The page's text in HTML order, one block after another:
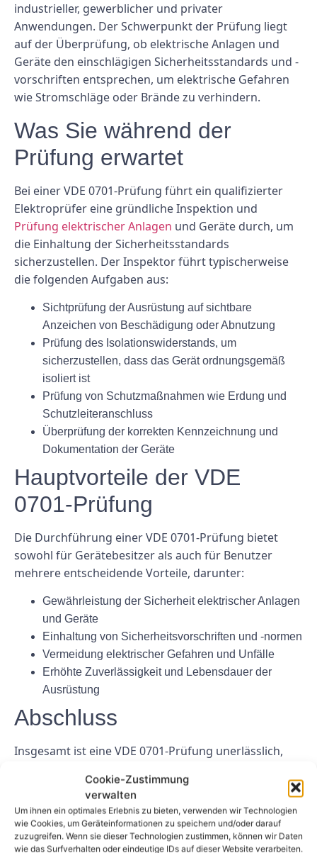
Cookie-Zustimmung
verwalten
Um ihnen ein optimales Erlebnis zu bieten, verwenden wir Technologien
wie Cookies, um Geräteinformationen zu speichern und/oder darauf
zuzugreifen. Wenn sie dieser Technologien zustimmen, können wir Daten
wie das Surfverhalten oder eindeutige IDs auf dieser Website verarbeiten.
industrieller, gewerblicher und privater
Anwendungen. Der Schwerpunkt der Prüfung liegt
auf der Überprüfung, ob elektrische Anlagen und
Geräte den einschlägigen Sicherheitsstandards und -
vorschriften entsprechen, um elektrische Gefahren
wie Stromschläge oder Brände zu verhindern.
Was Sie während der
Prüfung erwartet
Bei einer VDE 0701-Prüfung führt ein qualifizierter
Elektroprüfer eine gründliche Inspektion und
Prüfung elektrischer Anlagen und Geräte durch, um
die Einhaltung der Sicherheitsstandards
sicherzustellen. Der Inspektor führt typischerweise
die folgenden Aufgaben aus:
Sichtprüfung der Ausrüstung auf sichtbare
Anzeichen von Beschädigung oder Abnutzung
Prüfung des Isolationswiderstands, um
sicherzustellen, dass das Gerät ordnungsgemäß
isoliert ist
Prüfung von Schutzmaßnahmen wie Erdung und
Schutzleiteranschluss
Überprüfung der korrekten Kennzeichnung und
Dokumentation der Geräte
Hauptvorteile der VDE
0701-Prüfung
Die Durchführung einer VDE 0701-Prüfung bietet
sowohl für Gerätebesitzer als auch für Benutzer
mehrere entscheidende Vorteile, darunter:
Gewährleistung der Sicherheit elektrischer Anlagen
und Geräte
Einhaltung von Sicherheitsvorschriften und -normen
Vermeidung elektrischer Gefahren und Unfälle
Erhöhte Zuverlässigkeit und Lebensdauer der
Ausrüstung
Abschluss
Insgesamt ist eine VDE 0701-Prüfung unerlässlich,
Anlagen und Geräte sicherzustellen. Indem Sie
regelmäßige Untersuchungen durchführen und alle
erkannten Probleme umgehend beheben, können Sie
die Risiken elektrischer Gefahren und Unfälle